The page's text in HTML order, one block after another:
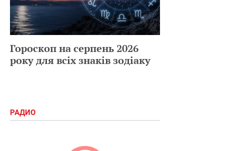
Гороскоп на серпень 2026
року для всіх знаків зодіаку
РАДИО